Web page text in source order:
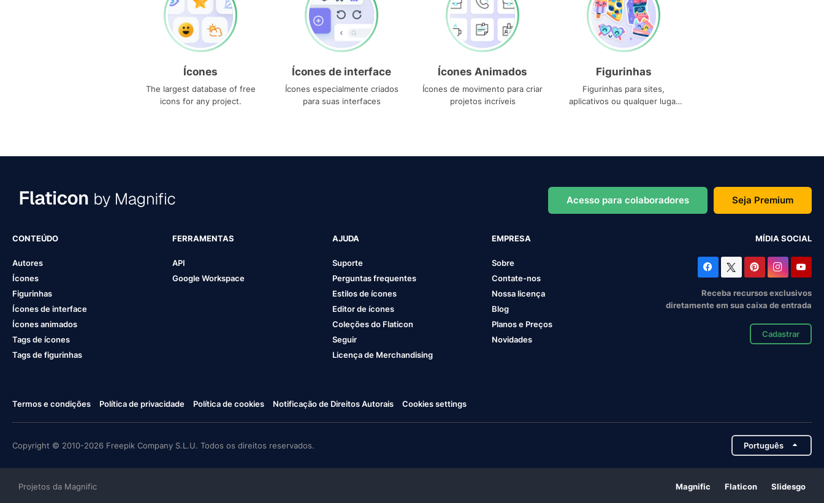
Ícones
The largest database of free
icons for any project.
Ícones de interface
Ícones especialmente criados
para suas interfaces
Ícones Animados
Ícones de movimento para criar
projetos incríveis
Figurinhas
Figurinhas para sites,
aplicativos ou qualquer lugar
Acesso para colaboradores Seja Premium
CONTEÚDO
Autores
Ícones
Figurinhas
Ícones de interface
Ícones animados
Tags de ícones
Tags de figurinhas
FERRAMENTAS
API
Google Workspace
AJUDA
Suporte
Perguntas frequentes
Estilos de ícones
Editor de ícones
Coleções do Flaticon
Seguir
Licença de Merchandising
EMPRESA
Sobre
Contate-nos
Nossa licença
Blog
Planos e Preços
Novidades
MÍDIA SOCIAL
Receba recursos exclusivos
diretamente em sua caixa de entrada
Cadastrar
Termos e condições Política de privacidade Política de cookies Notificação de Direitos Autorais Cookies settings
Copyright © 2010-2026 Freepik Company S.L.U. Todos os direitos reservados. Português
Projetos da Magnific Magnific Flaticon Slidesgo